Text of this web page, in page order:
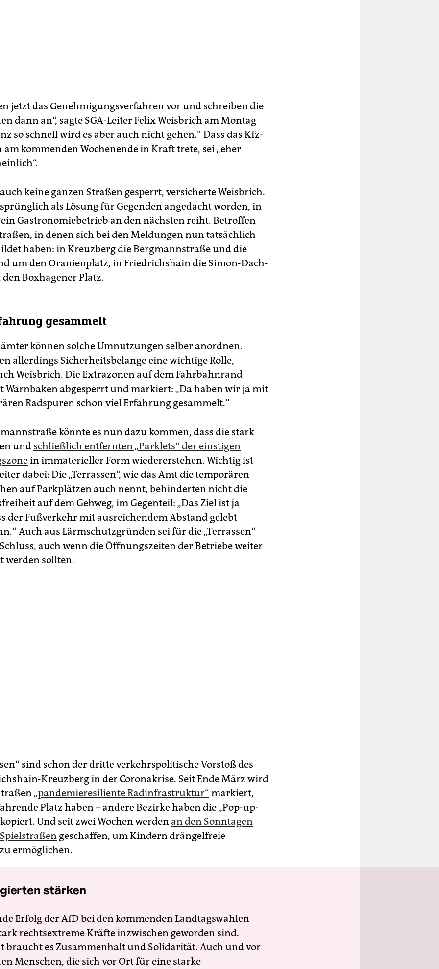
jetzt das Genehmigungsverfahren vor und schreiben die
dann an“, sagte SGA-Leiter Felix Weisbrich am Montag
so schnell wird es aber auch nicht gehen.“ Dass das Kfz-
am kommenden Wochenende in Kraft trete, sei „eher
keine ganzen Straßen gesperrt, versicherte Weisbrich.
als Lösung für Gegenden angedacht worden, in
Gastronomiebetrieb an den nächsten reiht. Betroffen
in denen sich bei den Meldungen nun tatsächlich
haben: in Kreuzberg die Bergmannstraße und die
um den Oranienplatz, in Friedrichshain die Simon-Dach-
Boxhagener Platz.
gesammelt
können solche Umnutzungen selber anordnen.
allerdings Sicherheitsbelange eine wichtige Rolle,
Weisbrich. Die Extrazonen auf dem Fahrbahnrand
Warnbaken abgesperrt und markiert: „Da haben wir ja mit
Radspuren schon viel Erfahrung gesammelt.“
könnte es nun dazu kommen, dass die stark
und schließlich entfernten „Parklets“ der einstigen
in immaterieller Form wiedererstehen. Wichtig ist
dabei: Die „Terrassen“, wie das Amt die temporären
auf Parkplätzen auch nennt, behinderten nicht die
auf dem Gehweg, im Gegenteil: „Das Ziel ist ja
der Fußverkehr mit ausreichendem Abstand gelebt
Auch aus Lärmschutzgründen sei für die „Terrassen“
auch wenn die Öffnungszeiten der Betriebe weiter
werden sollten.
sind schon der dritte verkehrspolitische Vorstoß des
Kreuzberg in der Coronakrise. Seit Ende März wird
„pandemieresiliente Radinfrastruktur“ markiert,
Platz haben – andere Bezirke haben die „Pop-up-
Und seit zwei Wochen werden an den Sonntagen
geschaffen, um Kindern drängelfreie
ermöglichen.
stärken
Erfolg der AfD bei den kommenden Landtagswahlen
rechtsextreme Kräfte inzwischen geworden sind.
braucht es Zusammenhalt und Solidarität. Auch und vor
Menschen, die sich vor Ort für eine starke